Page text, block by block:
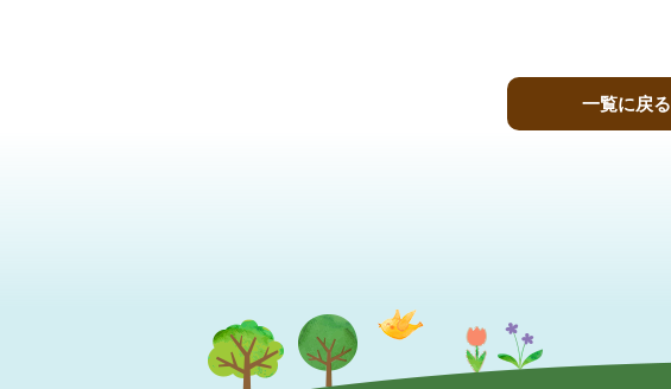
一覧に戻る